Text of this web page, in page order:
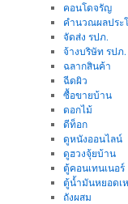
คอนโดจรัญ
คำนวณผลประ
จัดส่ง รปภ.
จ้างบริษัท รปภ.
ฉลากสินค้า
ฉีดผิว
ซื้อขายบ้าน
ดอกไม้
ดีท็อก
ดูหนังออนไลน์
ดูฮวงจุ้ยบ้าน
ตู้คอนเทนเนอร์
ตู้น้ำมันหยอดเ
ถังผสม